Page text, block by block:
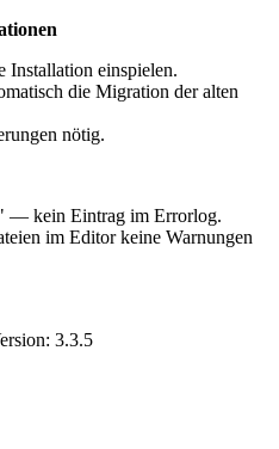
Installation einspielen.
die Migration der alten
nötig.
— kein Eintrag im Errorlog.
im Editor keine Warnungen
3.3.5